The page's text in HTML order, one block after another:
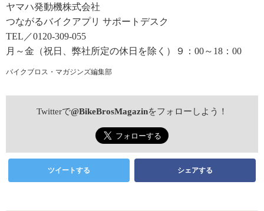
ヤマハ発動機株式会社
つながるバイクアプリ サポートデスク
TEL／0120-309-055
月～金（祝日、弊社所定の休日を除く）９：00～18：00
バイクブロス・マガジンズ編集部
Twitterで@BikeBrosMagazinをフォローしよう！
ツイートする シェアする